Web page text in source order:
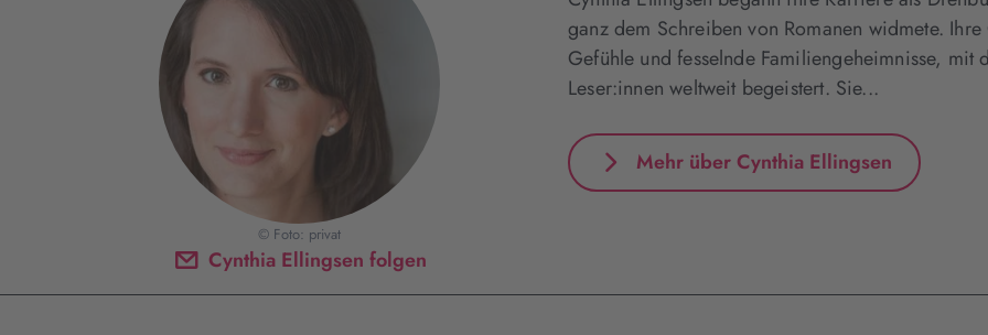
Cynthia Ellingsen folgen
© Foto: privat
ganz dem Schreiben von Romanen widmete.
Gefühle und fesselnde Familiengeheimnisse,
Leser:innen weltweit begeistert. Sie...
Mehr über Cynthia Ellingsen